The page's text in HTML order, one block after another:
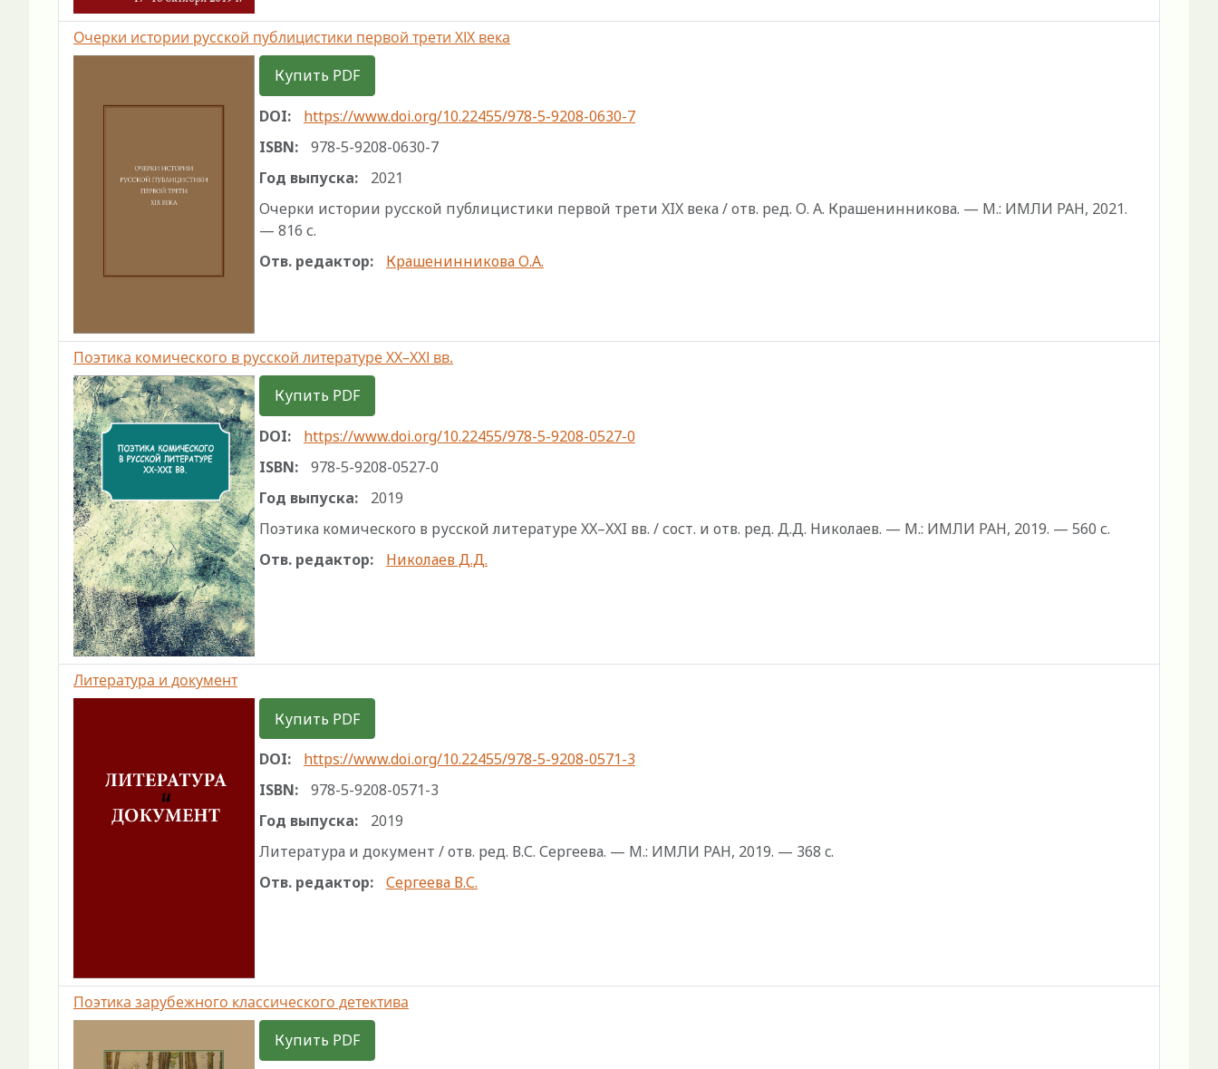
Очерки истории русской публицистики первой трети XIX века
Купить PDF
DOI:
https://www.doi.org/10.22455/978-5-9208-0630-7
ISBN:
978-5-9208-0630-7
Год выпуска:
2021
Очерки истории русской публицистики первой трети XIX века / отв. ред. О. А. Крашенинникова. — М.: ИМЛИ РАН, 2021.
— 816 с.
Отв. редактор:
Крашенинникова О.А.
Поэтика комического в русской литературе XX–XXI вв.
Купить PDF
DOI:
https://www.doi.org/10.22455/978-5-9208-0527-0
ISBN:
978-5-9208-0527-0
Год выпуска:
2019
Поэтика комического в русской литературе XX–XXI вв. / сост. и отв. ред. Д.Д. Николаев. — М.: ИМЛИ РАН, 2019. — 560 с.
Отв. редактор:
Николаев Д.Д.
Литература и документ
Купить PDF
DOI:
https://www.doi.org/10.22455/978-5-9208-0571-3
ISBN:
978-5-9208-0571-3
Год выпуска:
2019
Литература и документ / отв. ред. В.С. Сергеева. — М.: ИМЛИ РАН, 2019. — 368 c.
Отв. редактор:
Сергеева В.С.
Поэтика зарубежного классического детектива
Купить PDF